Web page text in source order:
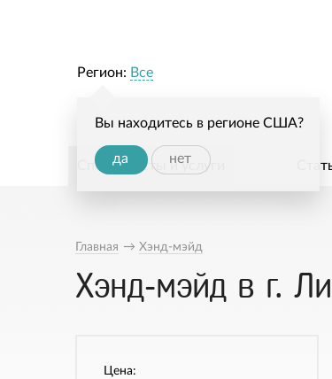
Регион: Все
Вы находитесь в регионе США?
да нет
Специалисты и услуги
Главная → Хэнд-мэйд
Хэнд-мэйд в г.
Цена: